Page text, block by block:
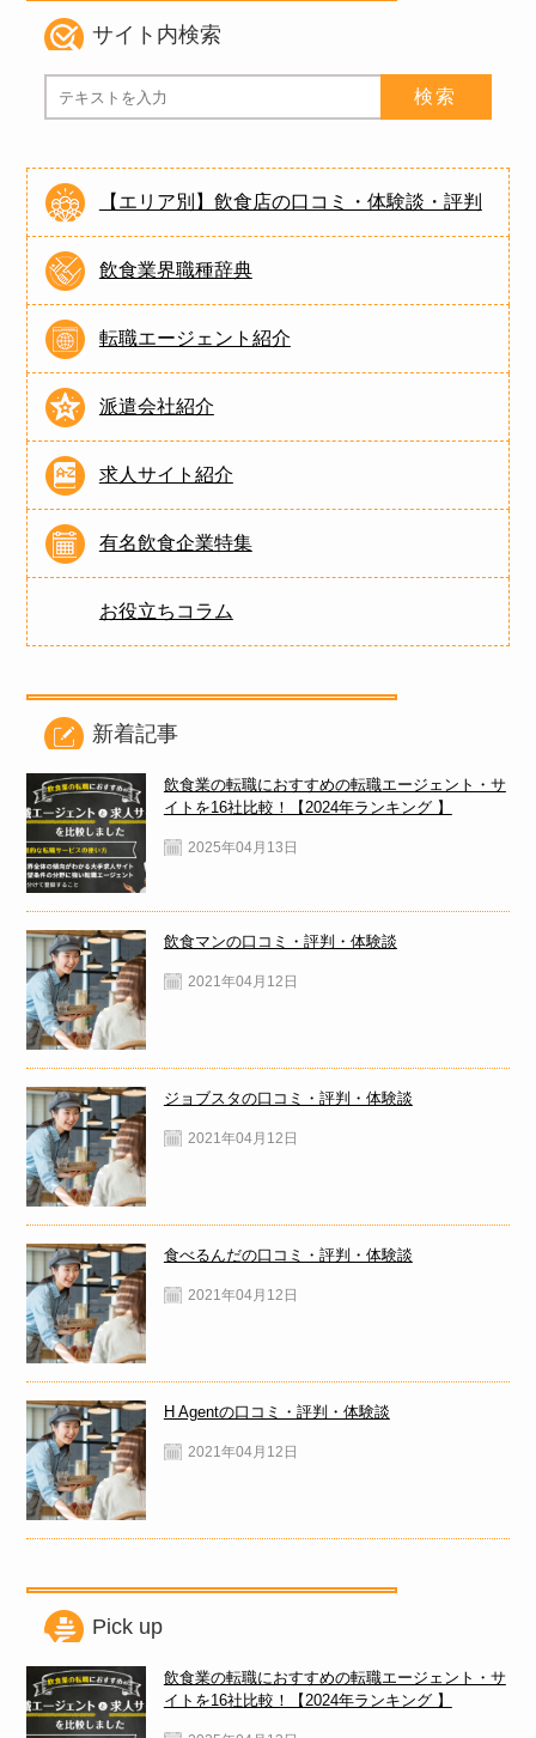
サイト内検索
【エリア別】飲食店の口コミ・体験談・評判
飲食業界職種辞典
転職エージェント紹介
派遣会社紹介
求人サイト紹介
有名飲食企業特集
お役立ちコラム
新着記事
飲食業の転職におすすめの転職エージェント・サ
イトを16社比較！【2024年ランキング 】
2025年04月13日
飲食マンの口コミ・評判・体験談
2021年04月12日
ジョブスタの口コミ・評判・体験談
2021年04月12日
食べるんだの口コミ・評判・体験談
2021年04月12日
H Agentの口コミ・評判・体験談
2021年04月12日
Pick up
飲食業の転職におすすめの転職エージェント・サ
イトを16社比較！【2024年ランキング 】